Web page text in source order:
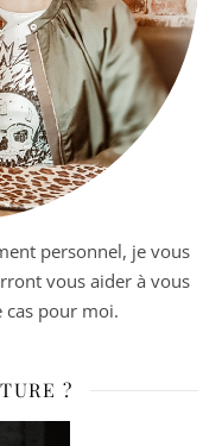
personnel, je vous
vous aider à vous
cas pour moi.
?